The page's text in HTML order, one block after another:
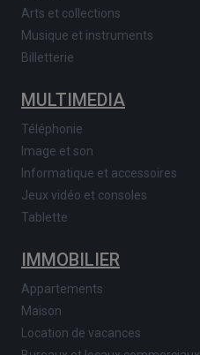
Arts et collections
Musique et instruments
Billetterie
MULTIMEDIA
Téléphonie
Image et son
Informatique et accessoires
Jeux vidéo et consoles
Tablette
IMMOBILIER
Appartements
Maison
Location de vacances